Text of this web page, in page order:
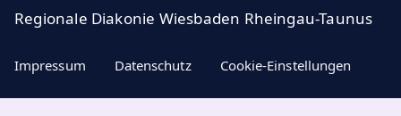
Regionale Diakonie Wiesbaden Rheingau-Taunus
Impressum Datenschutz Cookie-Einstellungen